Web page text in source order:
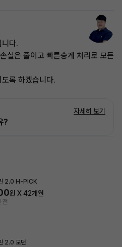
다.
실은 줄이고 빠른승계 처리로 모든
록 하겠습니다.
?
자세히 보기
2.0 H-PICK
원 X42개월
전
2.0 모던